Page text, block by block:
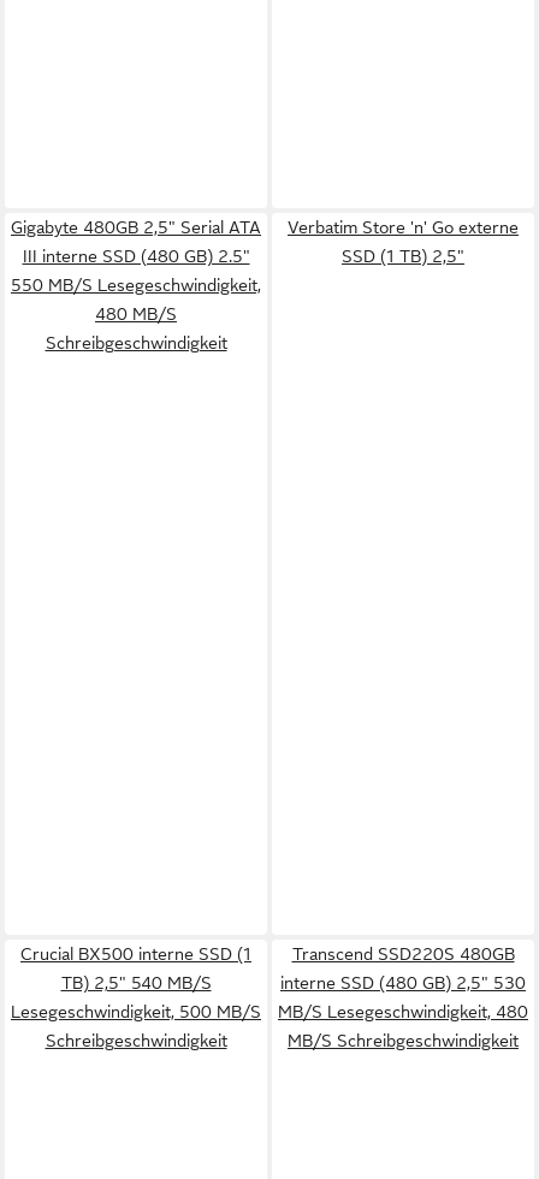
Gigabyte 480GB 2,5" Serial ATA
III interne SSD (480 GB) 2.5"
550 MB/S Lesegeschwindigkeit,
480 MB/S
Schreibgeschwindigkeit
Verbatim Store 'n' Go externe
SSD (1 TB) 2,5"
Crucial BX500 interne SSD (1
TB) 2,5" 540 MB/S
Lesegeschwindigkeit, 500 MB/S
Schreibgeschwindigkeit
Transcend SSD220S 480GB
interne SSD (480 GB) 2,5" 530
MB/S Lesegeschwindigkeit, 480
MB/S Schreibgeschwindigkeit